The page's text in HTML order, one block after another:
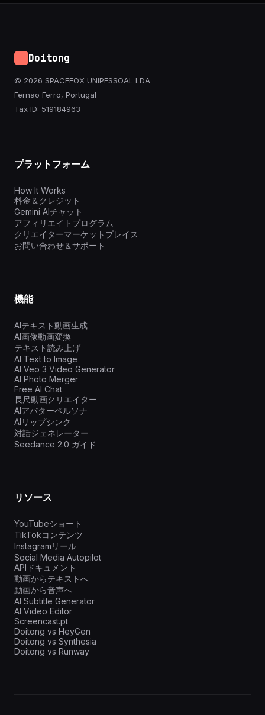
Doitong
© 2026 SPACEFOX UNIPESSOAL LDA
Fernao Ferro, Portugal
Tax ID: 519184963
プラットフォーム
How It Works
料金＆クレジット
Gemini AIチャット
アフィリエイトプログラム
クリエイターマーケットプレイス
お問い合わせ＆サポート
機能
AIテキスト動画生成
AI画像動画変換
テキスト読み上げ
AI Text to Image
AI Veo 3 Video Generator
AI Photo Merger
Free AI Chat
長尺動画クリエイター
AIアバターペルソナ
AIリップシンク
対話ジェネレーター
Seedance 2.0 ガイド
リソース
YouTubeショート
TikTokコンテンツ
Instagramリール
Social Media Autopilot
APIドキュメント
動画からテキストへ
動画から音声へ
AI Subtitle Generator
AI Video Editor
Screencast.pt
Doitong vs HeyGen
Doitong vs Synthesia
Doitong vs Runway